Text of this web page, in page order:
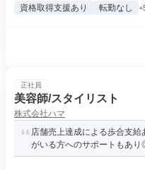
資格取得支援あり 転勤なし
正社員
美容師/スタイリスト
株式会社ハマ
店舗売上達成による歩合支
がいる方へのサポートもあ